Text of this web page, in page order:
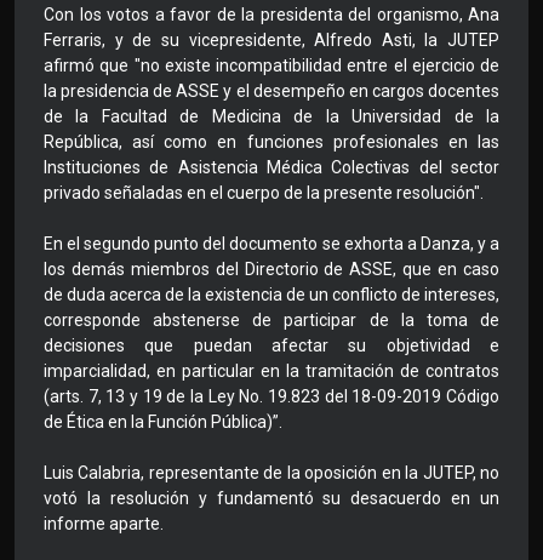
Con los votos a favor de la presidenta del organismo, Ana
Ferraris, y de su vicepresidente, Alfredo Asti, la JUTEP
afirmó que "no existe incompatibilidad entre el ejercicio de
la presidencia de ASSE y el desempeño en cargos docentes
de la Facultad de Medicina de la Universidad de la
República, así como en funciones profesionales en las
Instituciones de Asistencia Médica Colectivas del sector
privado señaladas en el cuerpo de la presente resolución".
En el segundo punto del documento se exhorta a Danza, y a
los demás miembros del Directorio de ASSE, que en caso
de duda acerca de la existencia de un conflicto de intereses,
corresponde abstenerse de participar de la toma de
decisiones que puedan afectar su objetividad e
imparcialidad, en particular en la tramitación de contratos
(arts. 7, 13 y 19 de la Ley No. 19.823 del 18-09-2019 Código
de Ética en la Función Pública)”.
Luis Calabria, representante de la oposición en la JUTEP, no
votó la resolución y fundamentó su desacuerdo en un
informe aparte.